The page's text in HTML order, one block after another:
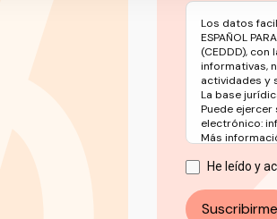
Los datos
ESPAÑOL
(CEDDD),
informativas,
actividades y
La base
Puede
electrónico:
Más
He leído y
Suscribirme